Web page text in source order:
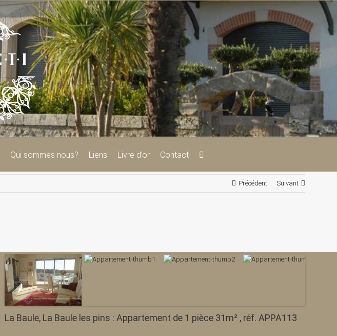
Qui sommes nous? Liens Livre d’or Contact
Précédent Suivant
La Baule, La Baule les pins : Appartement de 1 pièce 31m² , réf. APPA113